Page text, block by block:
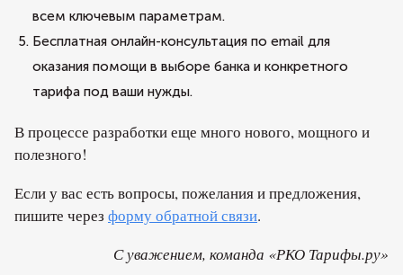
всем ключевым параметрам.
Бесплатная онлайн-консультация по email для
оказания помощи в выборе банка и конкретного
тарифа под ваши нужды.
В процессе разработки еще много нового, мощного и
полезного!
Если у вас есть вопросы, пожелания и предложения,
пишите через форму обратной связи.
С уважением, команда «РКО Тарифы.ру»